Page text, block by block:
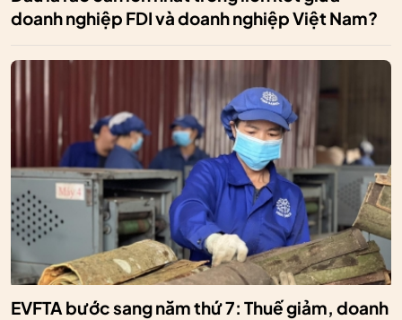
doanh nghiệp FDI và doanh nghiệp Việt Nam?
EVFTA bước sang năm thứ 7: Thuế giảm, doanh